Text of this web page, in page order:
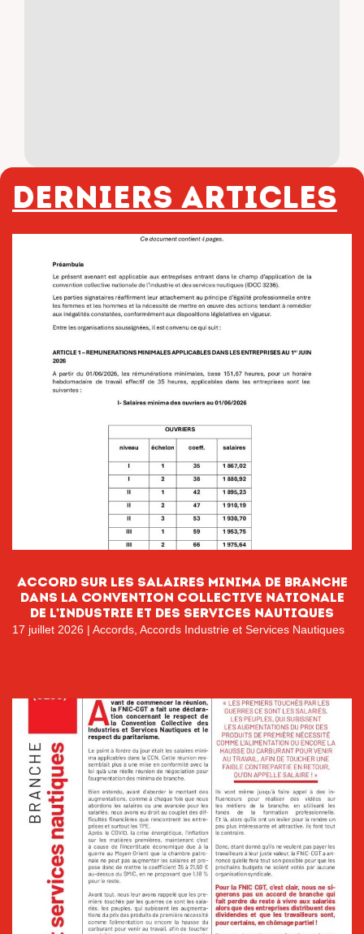
Derniers articles
Accord sur les salaires minima de branche
dans la Convention collective nationale
de l’Industrie et des services nautiques
17 juillet 2026 | Accords, Accords Industrie et Services Nautiques